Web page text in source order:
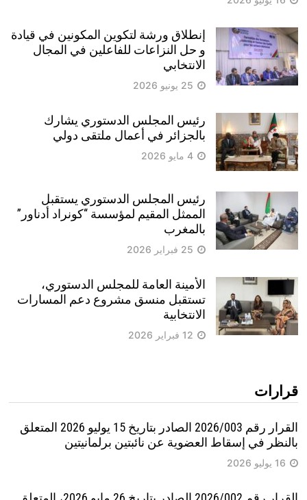
إنطلاق ورشة لتكوين المكونين في قيادة
و حل النزاعات للفاعلين في المجال
الانتخابي
25 يونيو 2026
رئيس المجلس الدستوري يشارك
بالجزائر في أعمال ملتقى دولي
4 مايو 2026
رئيس المجلس الدستوري يستقبل
الممثل المقيم لمؤسسة “كونراد أدناور”
بالمغرب
25 فبراير 2026
الأمينة العامة للمجلس الدستوري،
تستقبل منسق مشروع دعم المسارات
الانتخابية
12 فبراير 2026
قرارات
القرار رقم 2026/003 الصادر بتاريخ 15 يوليو 2026 المتعلق
بالنظر في إسقاط العضوية عن نائبتين برلمانيتين
16 يوليو 2026